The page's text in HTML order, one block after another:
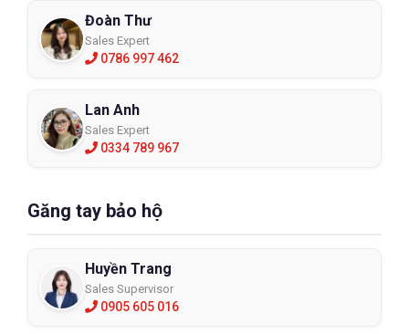
Đoàn Thư
Sales Expert
0786 997 462
Lan Anh
Sales Expert
0334 789 967
Găng tay bảo hộ
Huyền Trang
Sales Supervisor
0905 605 016